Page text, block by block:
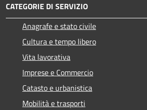
CATEGORIE DI SERVIZIO
Anagrafe e stato civile
Cultura e tempo libero
Vita lavorativa
Imprese e Commercio
Catasto e urbanistica
Mobilità e trasporti